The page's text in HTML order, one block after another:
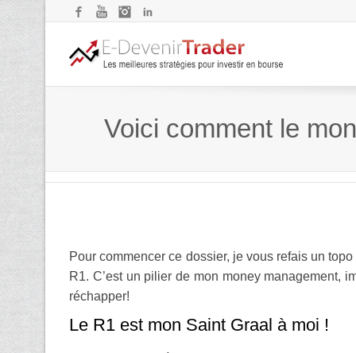
FacebookYouTubeInstagram
Voici comment le
Pour commencer ce dossier, je vous refais un
R1. C’est un pilier de mon money management,
réchapper!
Le R1 est mon Saint Graal à moi !